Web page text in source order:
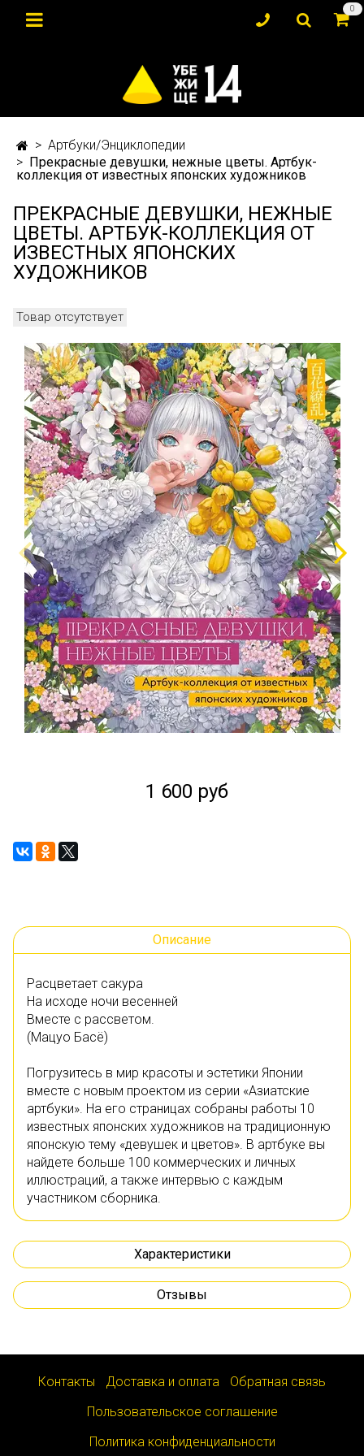
0
Артбуки/Энциклопедии
Прекрасные девушки, нежные цветы. Артбук-
коллекция от известных японских художников
ПРЕКРАСНЫЕ ДЕВУШКИ, НЕЖНЫЕ
ЦВЕТЫ. АРТБУК-КОЛЛЕКЦИЯ ОТ
ИЗВЕСТНЫХ ЯПОНСКИХ
ХУДОЖНИКОВ
Товар отсутствует
1 600 руб
Описание
Расцветает сакура
На исходе ночи весенней
Вместе с рассветом.
(Мацуо Басё)
Погрузитесь в мир красоты и эстетики Японии
вместе с новым проектом из серии «Азиатские
артбуки». На его страницах собраны работы 10
известных японских художников на традиционную
японскую тему «девушек и цветов». В артбуке вы
найдете больше 100 коммерческих и личных
иллюстраций, а также интервью с каждым
участником сборника.
Характеристики
Отзывы
Контакты Доставка и оплата
Обратная связь
Пользовательское соглашение
Политика конфиденциальности